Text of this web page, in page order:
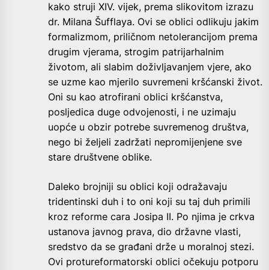
kako struji XIV. vijek, prema slikovitom izrazu
dr. Milana Šufflaya. Ovi se oblici odlikuju jakim
formalizmom, priličnom netolerancijom prema
drugim vjerama, strogim patrijarhalnim
životom, ali slabim doživljavanjem vjere, ako
se uzme kao mjerilo suvremeni kršćanski život.
Oni su kao atrofirani oblici kršćanstva,
posljedica duge odvojenosti, i ne uzimaju
uopće u obzir potrebe suvremenog društva,
nego bi željeli zadržati nepromijenjene sve
stare društvene oblike.
Daleko brojniji su oblici koji odražavaju
tridentinski duh i to oni koji su taj duh primili
kroz reforme cara Josipa II. Po njima je crkva
ustanova javnog prava, dio državne vlasti,
sredstvo da se građani drže u moralnoj stezi.
Ovi protureformatorski oblici očekuju potporu